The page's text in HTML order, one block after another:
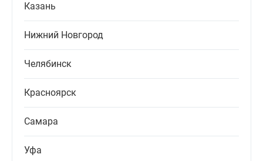
Казань
Нижний Новгород
Челябинск
Красноярск
Самара
Уфа